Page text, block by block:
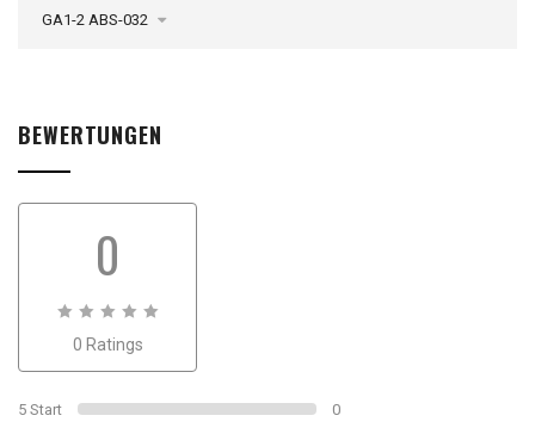
GA1-2 ABS-032
BEWERTUNGEN
0
out
0
0 Ratings
5 Start
0